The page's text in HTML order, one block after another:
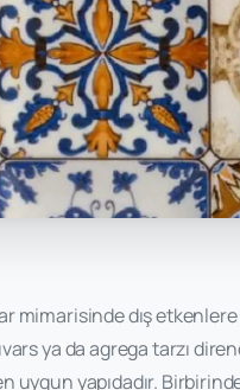
dış etkenlere
ya da agrega tarzı
uygun yapıdadır.